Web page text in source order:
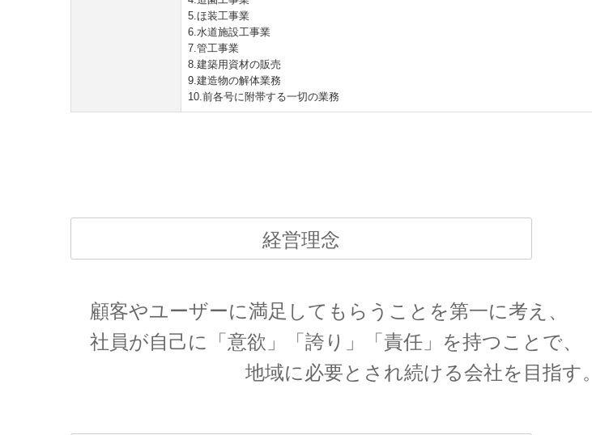
5.ほ装工事業
6.水道施設工事業
7.管工事業
8.建築用資材の販売
9.建造物の解体業務
10.前各号に附帯する一切の業務
経営理念
顧客やユーザーに満足してもらうことを第一に考え、
社員が自己に「意欲」「誇り」「責任」を持つことで、
地域に必要とされ続ける会社を目指す。